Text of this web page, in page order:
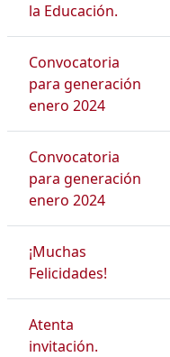
la Educación.
Convocatoria
para generación
enero 2024
Convocatoria
para generación
enero 2024
¡Muchas
Felicidades!
Atenta
invitación.